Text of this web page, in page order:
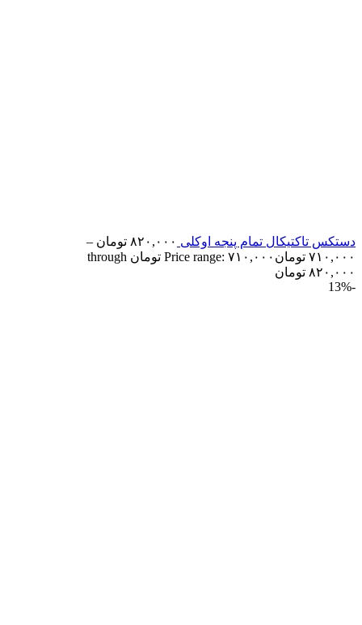
دستکس تاکتیکال تمام پنجه اوکلی ۸۲۰,۰۰۰ تومان –
۷۱۰,۰۰۰ تومان
Price range: ۷۱۰,۰۰۰ تومان through
۸۲۰,۰۰۰ تومان
-13%